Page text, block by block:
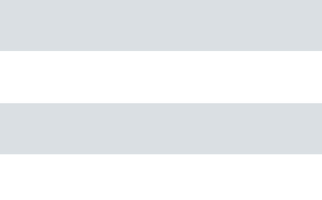
ai contenuti